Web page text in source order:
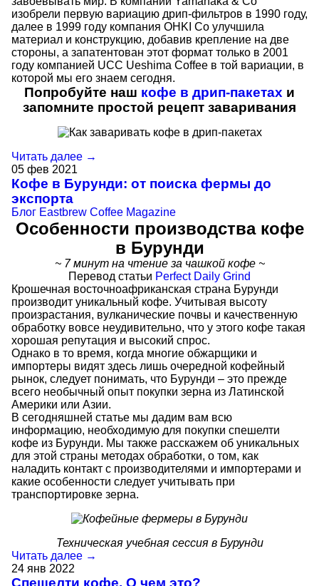
изобрели первую вариацию дрип-фильтров в 1990 году,
далее в 1999 году компания OHKI Co улучшила
материал и конструкцию, добавив крепление на две
стороны, а запатентован этот формат только в 2001
году компанией UCC Ueshima Coffee в той вариации, в
которой мы его знаем сегодня.
Попробуйте наш кофе в дрип-пакетах и
запомните простой рецепт заваривания
Читать далее →
05 фев 2021
Кофе в Бурунди: от поиска фермы до
экспорта
Блог Eastbrew Coffee Magazine
Особенности производства кофе
в Бурунди
~ 7 минут на чтение за чашкой кофе ~
Перевод статьи Perfect Daily Grind
Крошечная восточноафриканская страна Бурунди
производит уникальный кофе. Учитывая высоту
произрастания, вулканические почвы и качественную
обработку вовсе неудивительно, что у этого кофе такая
хорошая репутация и высокий спрос.
Однако в то время, когда многие обжарщики и
импортеры видят здесь лишь очередной кофейный
рынок, следует понимать, что Бурунди – это прежде
всего необычный опыт покупки зерна из Латинской
Америки или Азии.
В сегодняшней статье мы дадим вам всю
информацию, необходимую для покупки спешелти
кофе из Бурунди. Мы также расскажем об уникальных
для этой страны методах обработки, о том, как
наладить контакт с производителями и импортерами и
какие особенности следует учитывать при
транспортировке зерна.
Техническая учебная сессия в Бурунди
Читать далее →
24 янв 2022
Спешелти кофе. О чем это?